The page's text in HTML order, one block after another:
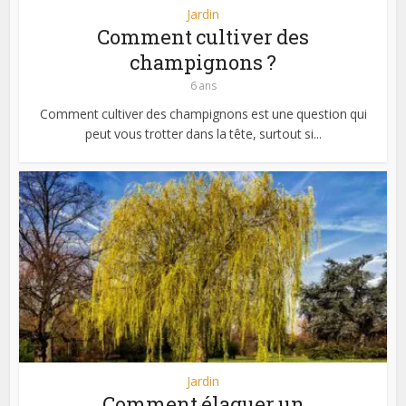
Jardin
Comment cultiver des
champignons ?
6 ans
Comment cultiver des champignons est une question qui
peut vous trotter dans la tête, surtout si...
Jardin